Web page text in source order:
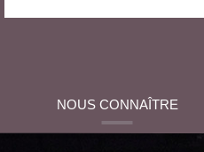
NOUS CONNAÎTRE